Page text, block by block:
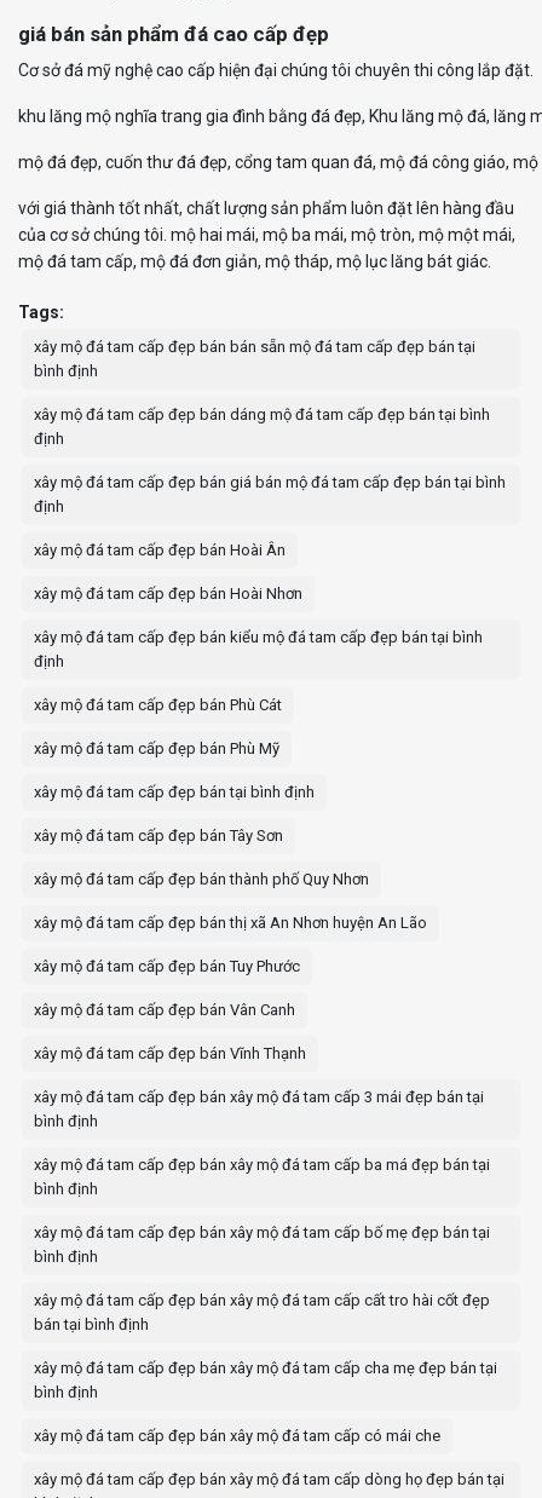
giá bán sản phẩm đá cao cấp đẹp
Cơsởđá mỹnghệcao cấp hiện đại chúng tôi chuyên thi công lắp đặt
khu lăng mộnghĩa trang gia đình bằng đá đẹp, Khu lăng mộđá, lăng
mộđá đẹp, cuốn thưđá đẹp, cổng tam quan đá, mộđá công giáo,
với giá thành tốt nhất, chất lượng sản phẩm luôn đặt lên hàng đầu
của cơ sở chúng tôi. mộ hai mái, mộ ba mái, mộ tròn, mộ một mái,
mộ đá tam cấp, mộ đá đơn giản, mộ tháp, mộ lục lăng bát giác.
Tags:
xây mộ đá tam cấp đẹp bán bán sẵn mộ đá tam cấp đẹp bán tại
bình định
xây mộ đá tam cấp đẹp bán dáng mộ đá tam cấp đẹp bán tại bình
định
xây mộ đá tam cấp đẹp bán giá bán mộ đá tam cấp đẹp bán tại bình
định
xây mộ đá tam cấp đẹp bán Hoài Ân
xây mộ đá tam cấp đẹp bán Hoài Nhơn
xây mộ đá tam cấp đẹp bán kiểu mộ đá tam cấp đẹp bán tại bình
định
xây mộ đá tam cấp đẹp bán Phù Cát
xây mộ đá tam cấp đẹp bán Phù Mỹ
xây mộ đá tam cấp đẹp bán tại bình định
xây mộ đá tam cấp đẹp bán Tây Sơn
xây mộ đá tam cấp đẹp bán thành phố Quy Nhơn
xây mộ đá tam cấp đẹp bán thị xã An Nhơn huyện An Lão
xây mộ đá tam cấp đẹp bán Tuy Phước
xây mộ đá tam cấp đẹp bán Vân Canh
xây mộ đá tam cấp đẹp bán Vĩnh Thạnh
xây mộ đá tam cấp đẹp bán xây mộ đá tam cấp 3 mái đẹp bán tại
bình định
xây mộ đá tam cấp đẹp bán xây mộ đá tam cấp ba má đẹp bán tại
bình định
xây mộ đá tam cấp đẹp bán xây mộ đá tam cấp bố mẹ đẹp bán tại
bình định
xây mộ đá tam cấp đẹp bán xây mộ đá tam cấp cất tro hài cốt đẹp
bán tại bình định
xây mộ đá tam cấp đẹp bán xây mộ đá tam cấp cha mẹ đẹp bán tại
bình định
xây mộ đá tam cấp đẹp bán xây mộ đá tam cấp có mái che
xây mộ đá tam cấp đẹp bán xây mộ đá tam cấp dòng họ đẹp bán tại